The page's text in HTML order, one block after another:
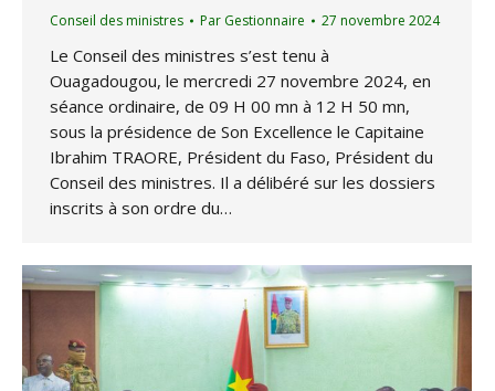
Conseil des ministres Par Gestionnaire 27 novembre 2024
Le Conseil des ministres s’est tenu à
Ouagadougou, le mercredi 27 novembre 2024, en
séance ordinaire, de 09 H 00 mn à 12 H 50 mn,
sous la présidence de Son Excellence le Capitaine
Ibrahim TRAORE, Président du Faso, Président du
Conseil des ministres. Il a délibéré sur les dossiers
inscrits à son ordre du…